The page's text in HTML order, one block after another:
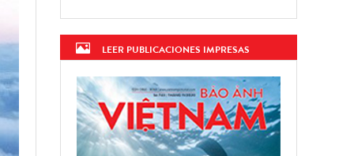
LEER PUBLICACIONES IMPRESAS